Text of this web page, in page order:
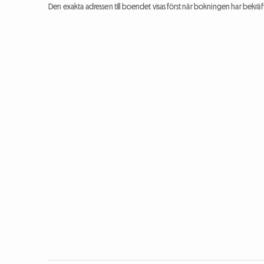
Den exakta adressen till boendet visas först när bokningen har